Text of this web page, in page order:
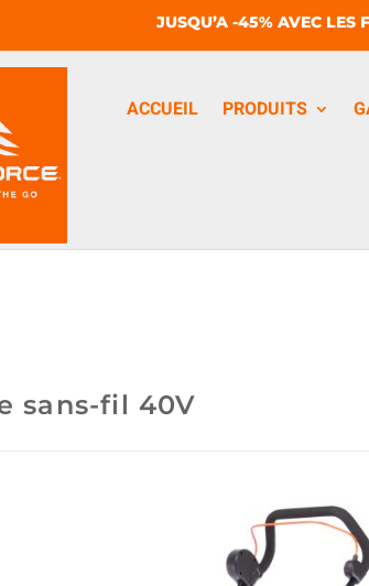
JUSQU’A -45% AVEC LES
ACCUEIL PRODUITS
sans-fil 40V